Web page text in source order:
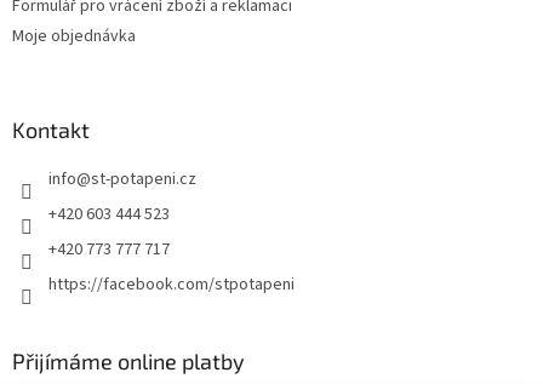
Formulář pro vrácení zboží a reklamaci
Moje objednávka
Kontakt
info@st-potapeni.cz
+420 603 444 523
+420 773 777 717
https://facebook.com/stpotapeni
Přijímáme online platby